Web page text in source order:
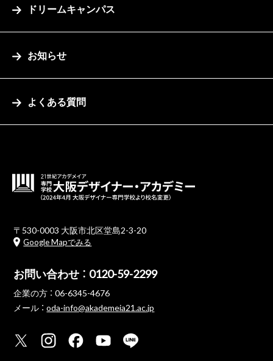
ドリームキャンパス
お知らせ
よくある質問
〒530-0003 大阪市北区堂島2-3-20
Google Mapでみる
お問い合わせ ： 0120-59-2299
企業の方 ： 06-6345-4676
メール ：oda-info@akademeia21.ac.jp